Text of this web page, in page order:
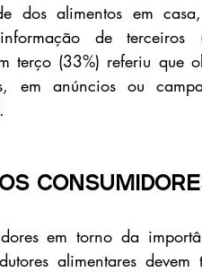
dos alimentos em
de terceiros
terço (33%) referiu que
em anúncios ou
em torno da
alimentares